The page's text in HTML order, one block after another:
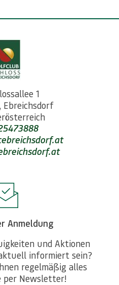
1
Ebreichsdorf
Anmeldung
und Aktionen
informiert sein?
regelmäßig alles
per Newsletter!